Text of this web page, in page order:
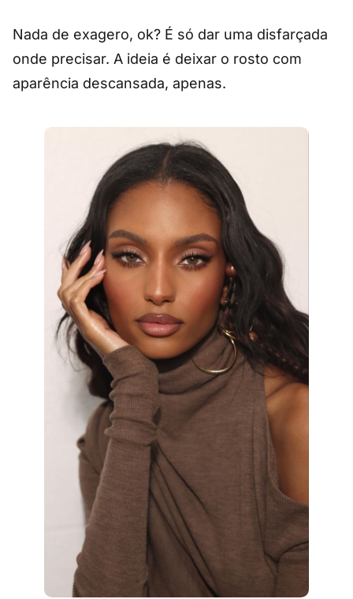
Nada de exagero, ok? É só dar uma disfarçada
onde precisar. A ideia é deixar o rosto com
aparência descansada, apenas.